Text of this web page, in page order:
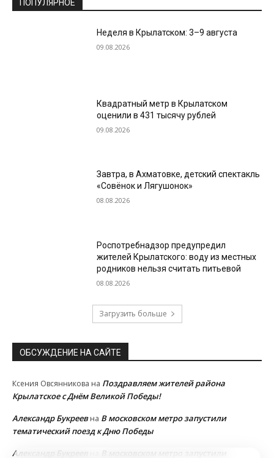
ПОПУЛЯРНОЕ
Неделя в Крылатском: 3–9 августа
09.08.2026
Квадратный метр в Крылатском
оценили в 431 тысячу рублей
09.08.2026
Завтра, в Ахматовке, детский спектакль
«Совёнок и Лягушонок»
08.08.2026
Роспотребнадзор предупредил
жителей Крылатского: воду из местных
родников нельзя считать питьевой
08.08.2026
Загрузить больше
ОБСУЖДЕНИЕ НА САЙТЕ
Ксения Овсянникова на Поздравляем жителей района
Крылатское с Днём Великой Победы!
Александр Букреевна В московском метро запустили
тематический поезд к Дню Победы
Александр Букреев
В московском метро запустили